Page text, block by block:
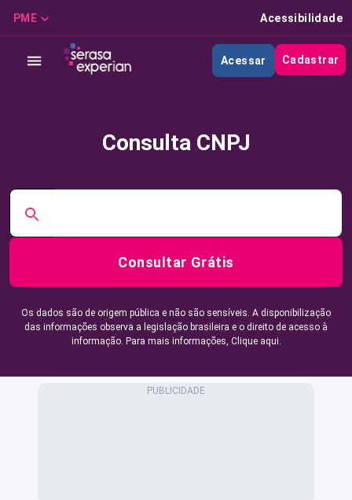
PME Acessibilidade
Acessar Cadastrar
Consulta CNPJ
Consultar Grátis
Os dados são de origem pública e não são sensíveis. A disponibilização
das informações observa a legislação brasileira e o direito de acesso à
informação. Para mais informações, Clique aqui.